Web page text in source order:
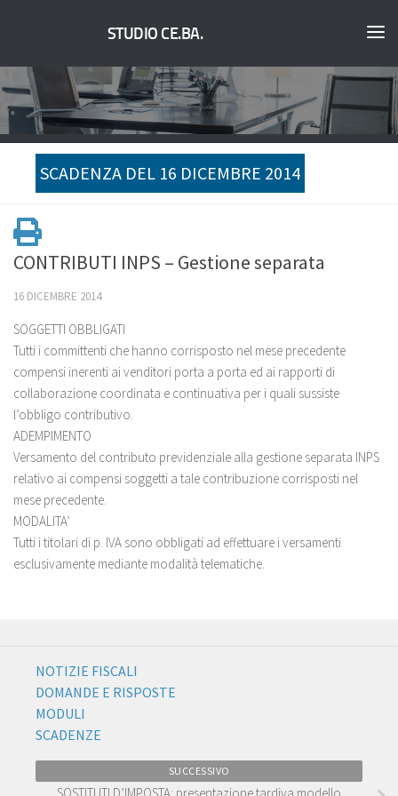
STUDIO CE.BA.
SCADENZA DEL 16 DICEMBRE 2014
CONTRIBUTI INPS – Gestione separata
16 DICEMBRE 2014
SOGGETTI OBBLIGATI
Tutti i committenti che hanno corrisposto nel mese precedente
compensi inerenti ai venditori porta a porta ed ai rapporti di
collaborazione coordinata e continuativa per i quali sussiste
l’obbligo contributivo.
ADEMPIMENTO
Versamento del contributo previdenziale alla gestione separata INPS
relativo ai compensi soggetti a tale contribuzione corrisposti nel
mese precedente.
MODALITA’
Tutti i titolari di p. IVA sono obbligati ad effettuare i versamenti
esclusivamente mediante modalità telematiche.
NOTIZIE FISCALI
DOMANDE E RISPOSTE
MODULI
SCADENZE
SUCCESSIVO